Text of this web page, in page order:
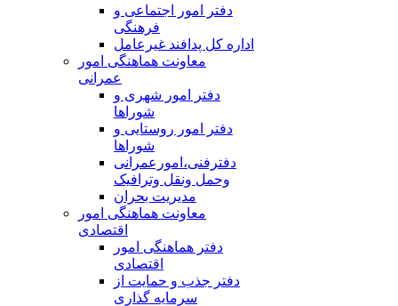
دفتر امور اجتماعی و
فرهنگی
اداره کل پدافند غیرعامل
معاونت هماهنگی امور
عمرانی
دفتر امور شهری و
شوراها
دفتر امور روستایی و
شوراها
دفترفنی،امورعمرانی
وحمل ونقل وترافيک
مدیریت بحران
معاونت هماهنگی امور
اقتصادی
دفتر هماهنگی امور
اقتصادی
دفتر جذب و حمایت از
سرمایه گذاری